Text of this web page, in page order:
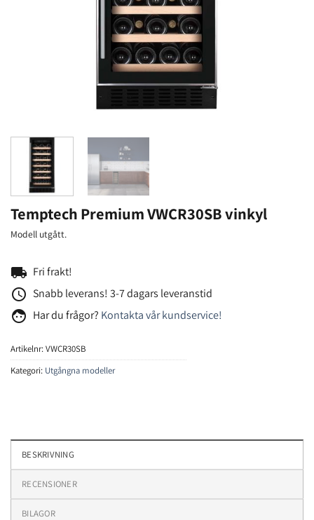
Temptech Premium VWCR30SB vinkyl
Modell utgått.
local_shipping Fri frakt!
access_time Snabb leverans! 3-7 dagars leveranstid
face Har du frågor? Kontakta vår kundservice!
Artikelnr:VWCR30SB
Kategori: Utgångna modeller
BESKRIVNING
RECENSIONER
BILAGOR